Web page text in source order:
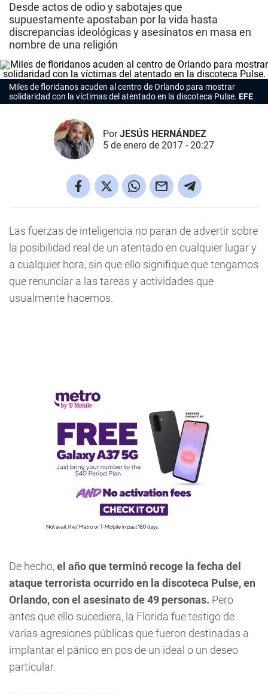
Desde actos de odio y sabotajes que
supuestamente apostaban por la vida hasta
discrepancias ideológicas y asesinatos en masa en
nombre de una religión
Miles de floridanos acuden al centro de Orlando para mostrar
solidaridad con la víctimas del atentado en la discoteca Pulse. EFE
PorJESÚS HERNÁNDEZ
5 de enero de 2017 - 20:27
Las fuerzas de inteligencia no paran de advertir sobre
la posibilidad real de un atentado en cualquier lugar y
a cualquier hora, sin que ello signifique que tengamos
que renunciar a las tareas y actividades que
usualmente hacemos.
De hecho,el año que terminó recoge la fecha del
ataque terrorista ocurrido en la discoteca Pulse, en
Orlando, con el asesinato de 49 personas. Pero
antes que ello sucediera, la Florida fue testigo de
varias agresiones públicas que fueron destinadas a
implantar el pánico en pos de un ideal o un deseo
particular.